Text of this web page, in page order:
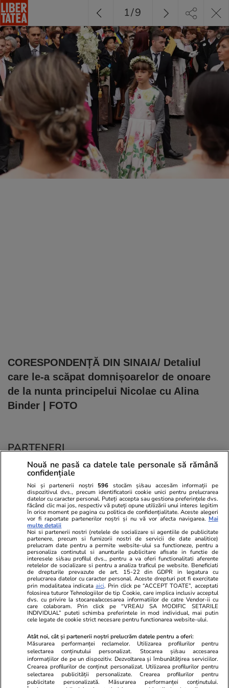
CORESPONDENȚĂ DIN SINAIA/ Detaliul
care le-a scăpat domnișoarelor de onoare
de la nunta principelui Nicolae cu Alina
Binder | FOTO
1/9
PARTENERI
Viva.ro
Ultima oră! Ce răsturnare de situație în acest
moment și ce cuvinte! Traian Băsescu: ”Ilie
Bolojan a...”
Unica.ro
Nu și ei! S-au
căsnicie! Cei doi
secret. Nimeni
motiv al
© 2026 Ringier Romania. Toate drepturile rezervate
Nouă ne pasă ca datele tale personale să rămână
confidențiale
Noi și partenerii noștri 596 stocăm și/sau accesăm informații pe
dispozitivul dvs., precum identificatorii cookie unici pentru prelucrarea
datelor cu caracter personal. Puteți accepta sau gestiona preferințele dvs.
făcând clic mai jos, respectiv vă puteți opune utilizării unui interes legitim
în orice moment pe pagina cu politica de confidențialitate. Aceste alegeri
vor fi raportate partenerilor noștri și nu vă vor afecta navigarea. Mai
multe detalii
Noi si partenerii nostri (retelele de socializare si agentiile de publicitate
partenere, precum si furnizorii nostri de servicii de date analitice)
prelucram date pentru a permite website-ului sa functioneze, pentru a
personaliza continutul si anunturile publicitare afisate in functie de
interesele si/sau profilul dvs., pentru a va oferi functionalitati aferente
retelelor de socializare si pentru a analiza traficul pe website. Beneficiati
de drepturile prevazute de art. 15-22 din GDPR in legatura cu
prelucrarea datelor cu caracter personal. Aceste drepturi pot fi exercitate
prin modalitatea indicataaici. Prin click pe “ACCEPT TOATE”, acceptati
folosirea tuturor Tehnologiilor de tip Cookie, care implica inclusiv acceptul
dvs. cu privire la stocarea/accesarea informatiilor de catre Vendor-ii cu
care colaboram. Prin click pe “VREAU SA MODIFIC SETARILE
INDIVIDUAL” puteti schimba preferintele in mod individual, mai putin
cele legate de cookie strict necesare pentru functionarea website-ului.
Atât noi, cât și partenerii noștri prelucrăm datele pentru a oferi:
Măsurarea performanței reclamelor. Utilizarea profilurilor pentru
selectarea conținutului personalizat. Stocarea și/sau accesarea
informațiilor de pe un dispozitiv. Dezvoltarea și îmbunătățirea serviciilor.
Crearea profilurilor de conținut personalizat. Utilizarea profilurilor pentru
selectarea publicității personalizate. Crearea profilurilor pentru
publicitate personalizată. Măsurarea performanței conținutului.